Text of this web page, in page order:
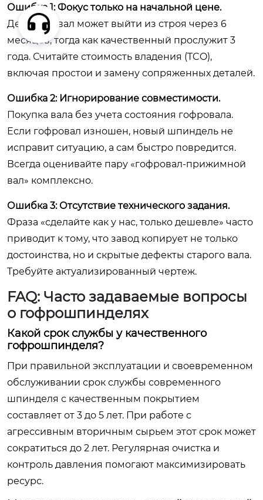
Ошибка 1: Фокус только на начальной цене.
Дешевый вал может выйти из строя через 6
месяцев, тогда как качественный прослужит 3
года. Считайте стоимость владения (TCO),
включая простои и замену сопряженных деталей.
Ошибка 2: Игнорирование совместимости.
Покупка вала без учета состояния гофровала.
Если гофровал изношен, новый шпиндель не
исправит ситуацию, а сам быстро повредится.
Всегда оценивайте пару «гофровал-прижимной
вал» комплексно.
Ошибка 3: Отсутствие технического задания.
Фраза «сделайте как у нас, только дешевле» часто
приводит к тому, что завод копирует не только
достоинства, но и скрытые дефекты старого вала.
Требуйте актуализированный чертеж.
FAQ: Часто задаваемые вопросы
о гофрошпинделях
Какой срок службы у качественного
гофрошпинделя?
При правильной эксплуатации и своевременном
обслуживании срок службы современного
шпинделя с качественным покрытием
составляет от 3 до 5 лет. При работе с
агрессивным вторичным сырьем этот срок может
сократиться до 2 лет. Регулярная очистка и
контроль давления помогают максимизировать
ресурс.